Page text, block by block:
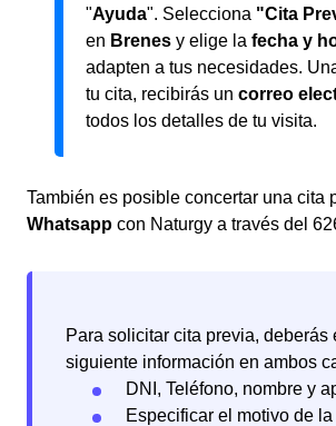
"Ayuda". Selecciona "Cita
en Brenes y elige la fecha y
adapten a tus necesidades.
tu cita, recibirás un correo
todos los detalles de tu visita.
También es posible concertar una cita
Whatsapp con Naturgy a través del
Para solicitar cita previa, deberás
siguiente información en ambos
DNI, Teléfono, nombre y
Especificar el motivo de la